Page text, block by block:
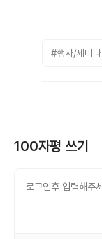
#행사/세미나
100자평 쓰기